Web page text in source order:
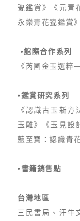
瓷鑑賞》《元青
永樂青花瓷鑑賞
•館際合作系列
《芮國金玉選粹
•鑑賞研究系列
《認識古玉新
玉雕》《玉見設
藍至寶：認識青花
•書籍銷售點
台灣地區
三民書局、汗牛